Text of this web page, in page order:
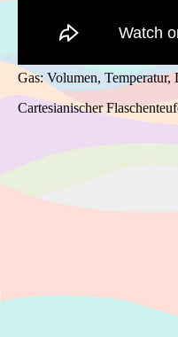
Gas: Volumen, Temperatur,
Cartesianischer